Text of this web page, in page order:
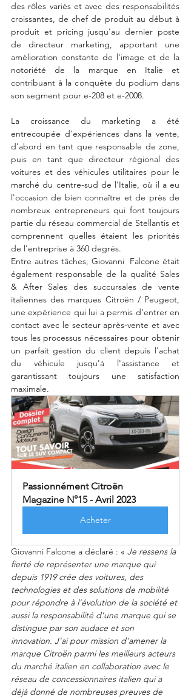
des rôles variés et avec des responsabilités
croissantes, de chef de produit au début à
produit et pricing jusqu'au dernier poste
de directeur marketing, apportant une
amélioration constante de l'image et de la
notoriété de la marque en Italie et
contribuant à la conquête du podium dans
son segment pour e-208 et e-2008.
La croissance du marketing a été
entrecoupée d'expériences dans la vente,
d'abord en tant que responsable de zone,
puis en tant que directeur régional des
voitures et des véhicules utilitaires pour le
marché du centre-sud de l'Italie, où il a eu
l'occasion de bien connaître et de près de
nombreux entrepreneurs qui font toujours
partie du réseau commercial de Stellantis et
comprennent quelles étaient les priorités
de l'entreprise à 360 degrés.
Entre autres tâches, Giovanni  Falcone était
également responsable de la qualité Sales
& After Sales des succursales de vente
italiennes des marques Citroën / Peugeot,
une expérience qui lui a permis d'entrer en
contact avec le secteur après-vente et avec
tous les processus nécessaires pour obtenir
un parfait gestion du client depuis l'achat
du véhicule jusqu'à l'assistance et
garantissant toujours une satisfaction
maximale.
Passionnément Citroën
Magazine N°15 - Avril 2023
Acheter
Giovanni Falcone a déclaré : « Je ressens la
fierté de représenter une marque qui
depuis 1919 crée des voitures, des
technologies et des solutions de mobilité
pour répondre à l'évolution de la société et
aussi la responsabilité d'une marque qui se
distingue par son audace et son
innovation. J'ai pour mission d'amener la
marque Citroën parmi les meilleurs acteurs
du marché italien en collaboration avec le
réseau de concessionnaires italien qui a
déjà donné de nombreuses preuves de